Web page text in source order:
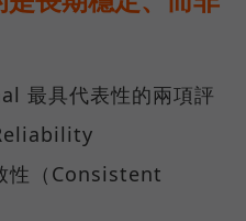
最具代表性的兩項評
性（Consistent